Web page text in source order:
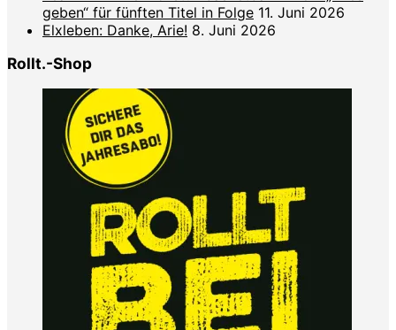
geben“ für fünften Titel in Folge 11. Juni 2026
Elxleben: Danke, Arie! 8. Juni 2026
Rollt.-Shop